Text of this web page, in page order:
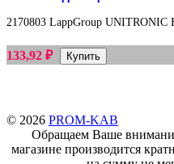
2170803 LappGroup UNITRONIC
133,92 ₽
© 2026 PROM-KAB
Обращаем Ваше
магазине производится